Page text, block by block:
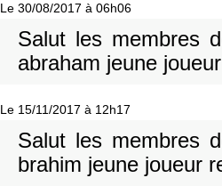
Le 30/08/2017 à 06h06
Salut les membres
abraham jeune
Le 15/11/2017 à 12h17
Salut les membres
brahim jeune joueur